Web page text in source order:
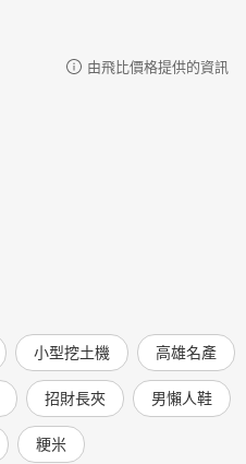
由飛比價格提供的資訊
小型挖土機 高雄名產
招財長夾 男懶人鞋
粳米